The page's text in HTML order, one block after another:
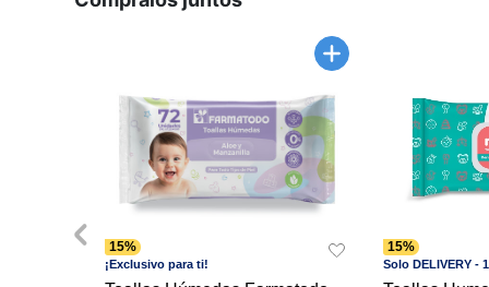
15%
¡Exclusivo para ti!
15%
Solo DELIVERY -